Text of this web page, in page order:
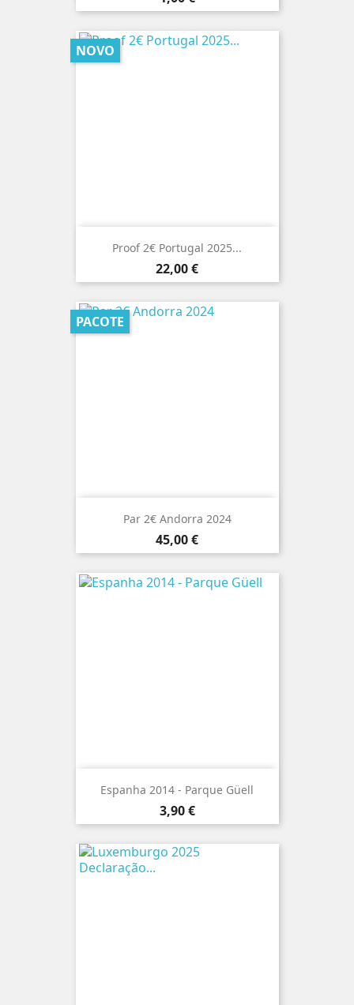
Proof 2€ Portugal 2025...
Preço
22,00 €
NOVO
Par 2€ Andorra 2024
Preço
45,00 €
PACOTE
Espanha 2014 - Parque Güell
Preço
3,90 €